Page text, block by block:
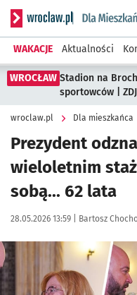
Serwis informacyjny
WAKACJE Aktualności
WROCŁAW Stadion na
sportowców |
wroclaw.pl Dla mieszkańca
Prezydent
wieloletnim
sobą... 62 lata
Data publikacji:
28.05.2026 13:59 | Autor:
Bartosz
Kliknij, aby zobaczyć